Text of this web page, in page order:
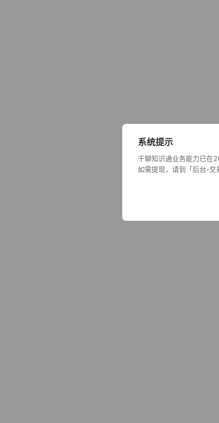
系统提示
千聊知识通业务能力已在
如需提现，请到「后台-交